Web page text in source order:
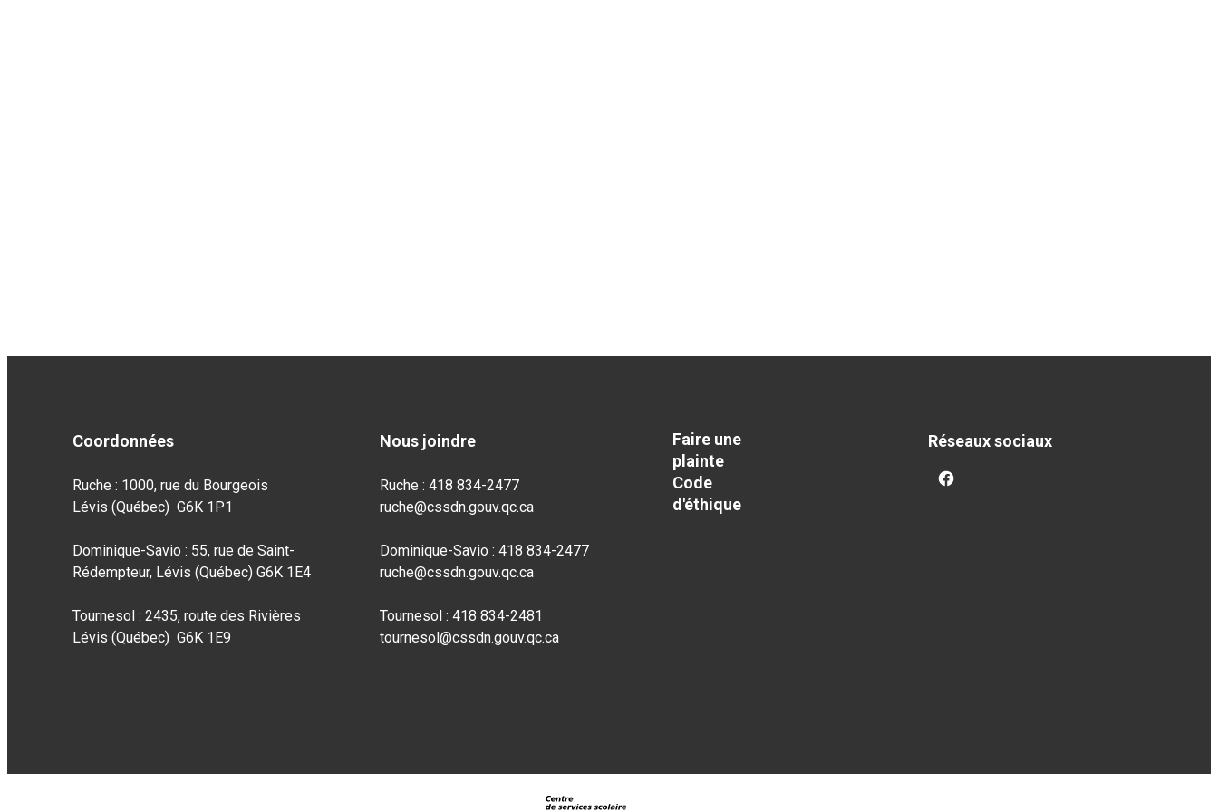
Coordonnées
Ruche : 1000, rue du Bourgeois
Lévis (Québec) G6K 1P1
Dominique-Savio : 55, rue de Saint-
Rédempteur, Lévis (Québec) G6K 1E4
Tournesol : 2435, route des Rivières
Lévis (Québec) G6K 1E9
Nous joindre
Ruche : 418 834-2477
ruche@cssdn.gouv.qc.ca
Dominique-Savio : 418 834-2477
ruche@cssdn.gouv.qc.ca
Tournesol : 418 834-2481
tournesol@cssdn.gouv.qc.ca
Faire une
plainte
Code
d'éthique
Réseaux sociaux
facebook